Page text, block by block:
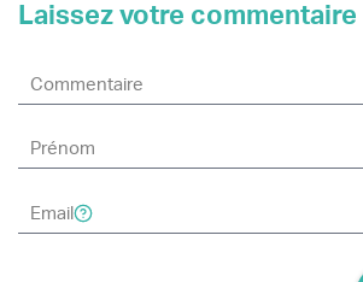
Laissez votre commentaire